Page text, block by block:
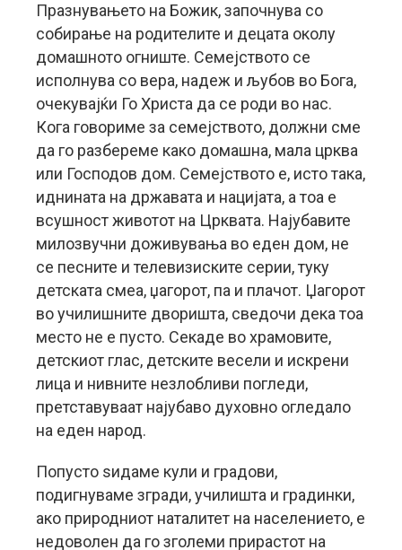
Празнувањето на Божик, започнува со
собирање на родителите и децата околу
домашното огниште. Семејството се
исполнува со вера, надеж и љубов во Бога,
очекувајќи Го Христа да се роди во нас.
Кога говориме за семејството, должни сме
да го разбереме како домашна, мала црква
или Господов дом. Семејството е, исто така,
иднината на државата и нацијата, а тоа е
всушност животот на Црквата. Најубавите
милозвучни доживувања во еден дом, не
се песните и телевизиските серии, туку
детската смеа, џагорот, па и плачот. Џагорот
во училишните дворишта, сведочи дека тоа
место не е пусто. Секаде во храмовите,
детскиот глас, детските весели и искрени
лица и нивните незлобливи погледи,
претставуваат најубаво духовно огледало
на еден народ.
Попусто ѕидаме кули и градови,
подигнуваме згради, училишта и градинки,
ако природниот наталитет на населението, е
недоволен да го зголеми прирастот на